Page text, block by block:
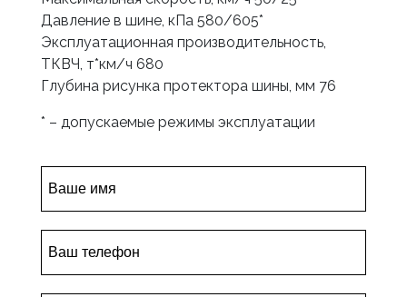
Давление в шине, кПа 580/605*
Эксплуатационная производительность,
ТКВЧ, т*км/ч 680
Глубина рисунка протектора шины, мм 76
* – допускаемые режимы эксплуатации